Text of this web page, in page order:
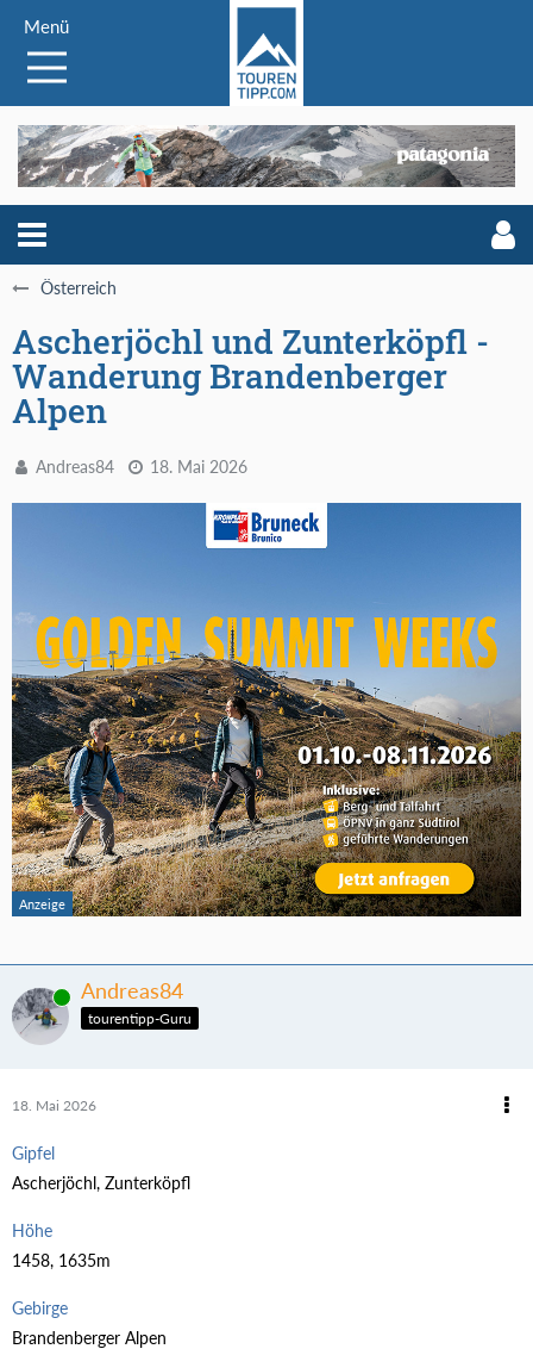
Menü
Österreich
Ascherjöchl und Zunterköpfl -
Wanderung Brandenberger
Alpen
Andreas84 18. Mai 2026
Online Andreas84
tourentipp-Guru
18. Mai 2026
Gipfel
Ascherjöchl, Zunterköpfl
Höhe
1458, 1635m
Gebirge
Brandenberger Alpen